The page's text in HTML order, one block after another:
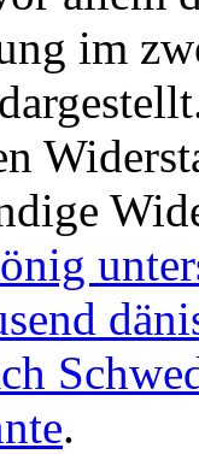
im
.